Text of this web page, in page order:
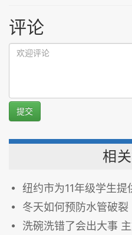
评论
提交
相
纽约市为11年级学生提
冬天如何预防水管破裂
洗碗洗错了会出大事